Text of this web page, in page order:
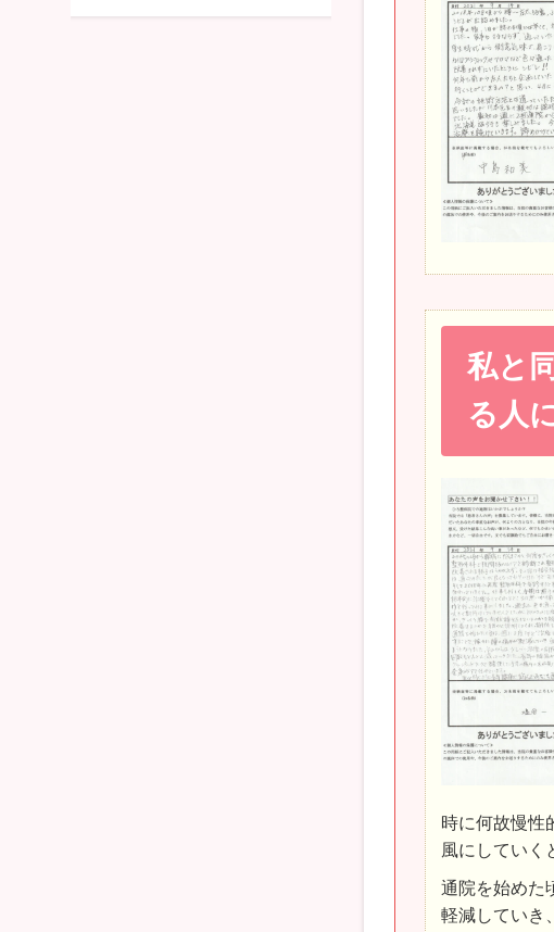
私と
る人
時に何故慢性
風にしていく
通院を始めた
軽減していき